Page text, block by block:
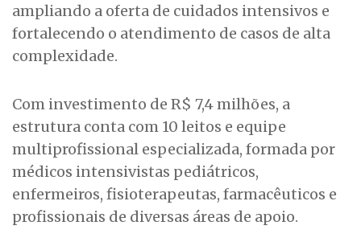
ampliando a oferta de cuidados intensivos e
fortalecendo o atendimento de casos de alta
complexidade.
Com investimento de R$ 7,4 milhões, a
estrutura conta com 10 leitos e equipe
multiprofissional especializada, formada por
médicos intensivistas pediátricos,
enfermeiros, fisioterapeutas, farmacêuticos e
profissionais de diversas áreas de apoio.